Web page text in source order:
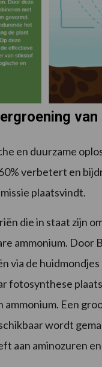
en duurzame
verbetert en
plaatsvindt.
die in staat zijn
ammonium. Door
via de
fotosynthese
Een
wordt
aan aminozuren